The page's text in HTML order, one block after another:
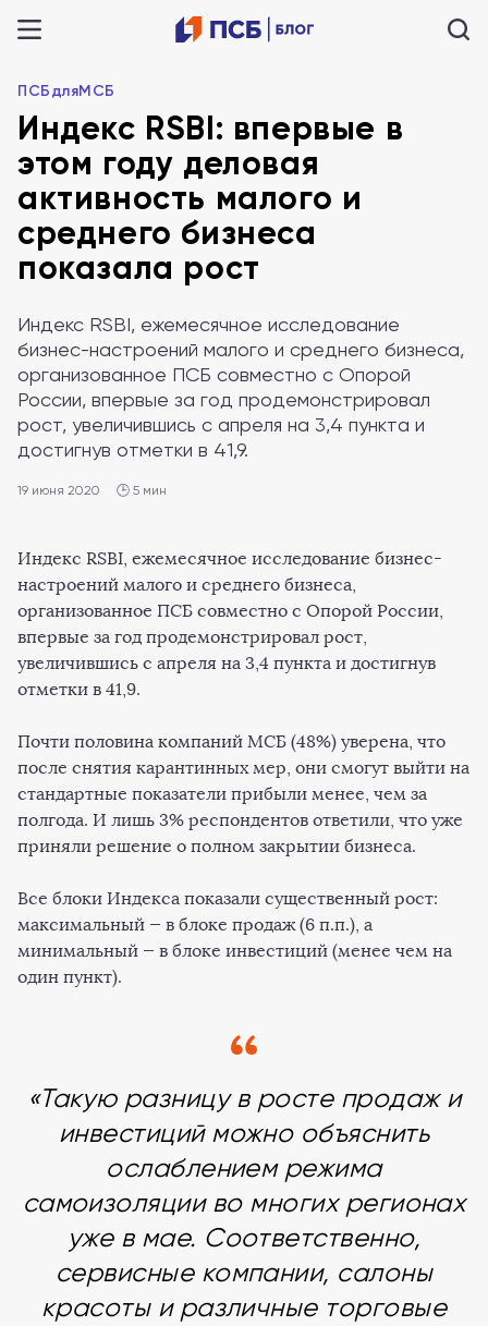
ПСБдляМСБ
Индекс RSBI: впервые в
этом году деловая
активность малого и
среднего бизнеса
показала рост
Индекс RSBI, ежемесячное исследование
бизнес-настроений малого и среднего бизнеса,
организованное ПСБ совместно с Опорой
России, впервые за год продемонстрировал
рост, увеличившись с апреля на 3,4 пункта и
достигнув отметки в 41,9.
19 июня 2020 🕒 5 мин
Индекс RSBI, ежемесячное исследование бизнес-
настроений малого и среднего бизнеса,
организованное ПСБ совместно с Опорой России,
впервые за год продемонстрировал рост,
увеличившись с апреля на 3,4 пункта и достигнув
отметки в 41,9.
Почти половина компаний МСБ (48%) уверена, что
после снятия карантинных мер, они смогут выйти на
стандартные показатели прибыли менее, чем за
полгода. И лишь 3% респондентов ответили, что уже
приняли решение о полном закрытии бизнеса.
Все блоки Индекса показали существенный рост:
максимальный — в блоке продаж (6 п.п.), а
минимальный — в блоке инвестиций (менее чем на
один пункт).
«Такую разницу в росте продаж и
инвестиций можно объяснить
ослаблением режима
самоизоляции во многих регионах
уже в мае. Соответственно,
сервисные компании, салоны
красоты и различные торговые